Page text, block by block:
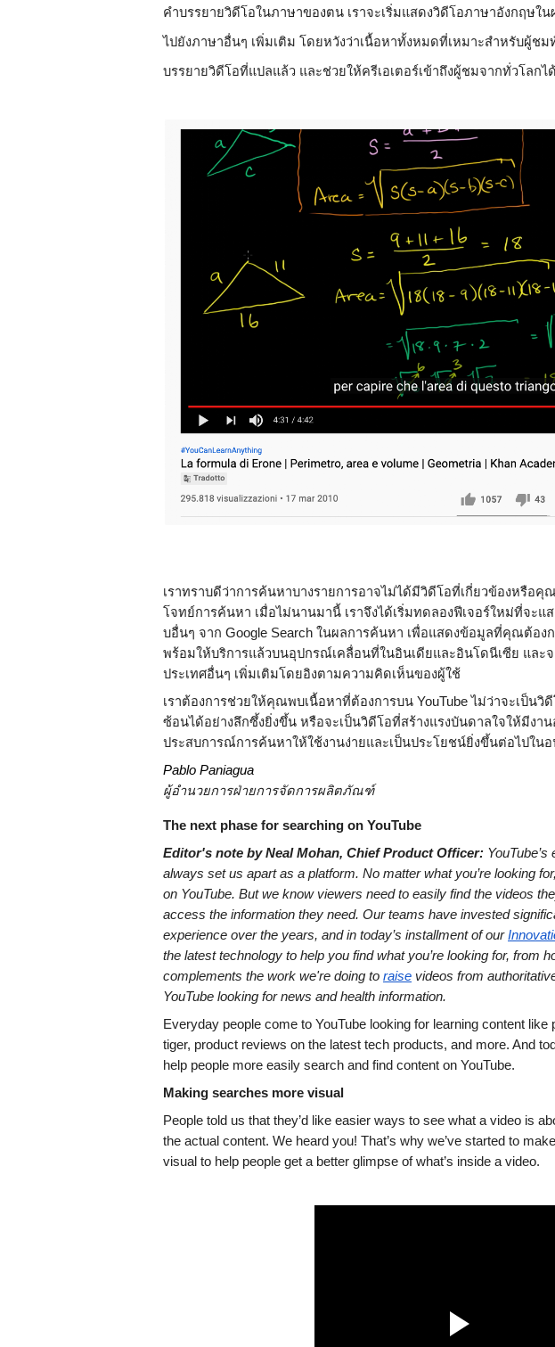
คำบรรยายวิดีโอในภาษาของตน เราจะเริ่มแสดงวิดีโอภาษาอังกฤษใ
ไปยังภาษาอื่นๆ เพิ่มเติม โดยหวังว่าเนื้อหาทั้งหมดที่เหมาะสำหรับผู้ชม
บรรยายวิดีโอที่แปลแล้ว และช่วยให้ครีเอเตอร์เข้าถึงผู้ชมจากทั่วโลกไ
เราทราบดีว่าการค้นหาบางรายการอาจไม่ได้มีวิดีโอที่เกี่ยวข้องหรือ
โจทย์การค้นหา เมื่อไม่นานมานี้ เราจึงได้เริ่มทดลองฟีเจอร์ใหม่ที่จะแ
บอื่นๆ จาก Google Search ในผลการค้นหา เพื่อแสดงข้อมูลที่คุณต้อง
พร้อมให้บริการแล้วบนอุปกรณ์เคลื่อนที่ในอินเดียและอินโดนีเซีย และ
ประเทศอื่นๆ เพิ่มเติมโดยอิงตามความคิดเห็นของผู้ใช้
เราต้องการช่วยให้คุณพบเนื้อหาที่ต้องการบน YouTube ไม่ว่าจะเป็น
ซ้อนได้อย่างลึกซึ้งยิ่งขึ้น หรือจะเป็นวิดีโอที่สร้างแรงบันดาลใจให้มีงา
ประสบการณ์การค้นหาให้ใช้งานง่ายและเป็นประโยชน์ยิ่งขึ้นต่อไปใน
Pablo Paniagua
ผู้อำนวยการฝ่ายการจัดการผลิตภัณฑ์
The next phase for searching on YouTube
Editor's note by Neal Mohan, Chief Product Officer:
always set us apart as a platform. No matter what you’re looking
on YouTube. But we know viewers need to easily find the videos
access the information they need. Our teams have invested
experience over the years, and in today’s installment of our
the latest technology to help you find what you’re looking for, from
complements the work we're doing to raise videos from
YouTube looking for news and health information.
Everyday people come to YouTube looking for learning content
tiger, product reviews on the latest tech products, and more. And
help people more easily search and find content on YouTube.
Making searches more visual
People told us that they’d like easier ways to see what a video is
the actual content. We heard you! That’s why we’ve started to
visual to help people get a better glimpse of what’s inside a video.